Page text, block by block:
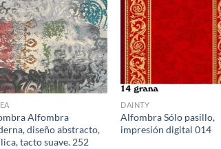
Alfombra
diseño abstracto,
tacto suave. 252
DAINTY
Alfombra Sólo pasillo,
impresión digital 014